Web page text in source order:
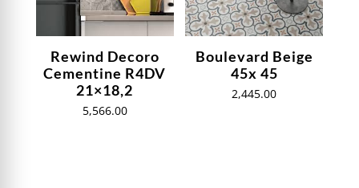
Rewind Decoro
Cementine R4DV
21×18,2
5,566.00
Boulevard Beige
45x 45
2,445.00